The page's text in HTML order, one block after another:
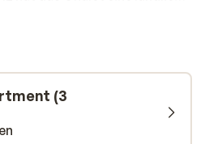
Apartments sind
müssen Sie Ihre
tragen, denn die Piste
Nach dem
das beheizte Hallenbad
einfach mal schön
(3